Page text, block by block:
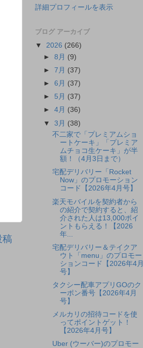
稿
詳細プロフィールを表示
ブログ アーカイブ
▼ 2026 (266)
►8月 (9)
►7月 (37)
►6月 (37)
► 5月 (37)
►4月 (36)
▼3月 (38)
不二家で「プレミアムショ
ートケーキ」「プレミア
ムチョコ生ケーキ」が半
額！（4月3日まで）
宅配デリバリー「Rocket
Now」のプロモーション
コード【2026年4月号】
楽天モバイルを契約者から
の紹介で契約すると、紹
介された人は13,000ポイ
ントもらえる！【2026
年...
宅配デリバリー＆テイクア
ウト「menu」のプロモー
ションコード【2026年4月
号】
タクシー配車アプリGOのク
ーポン番号【2026年4月
号】
メルカリの招待コードを使
ってポイントゲット！
【2026年4月号】
Uber (ウーバー)のプロモー